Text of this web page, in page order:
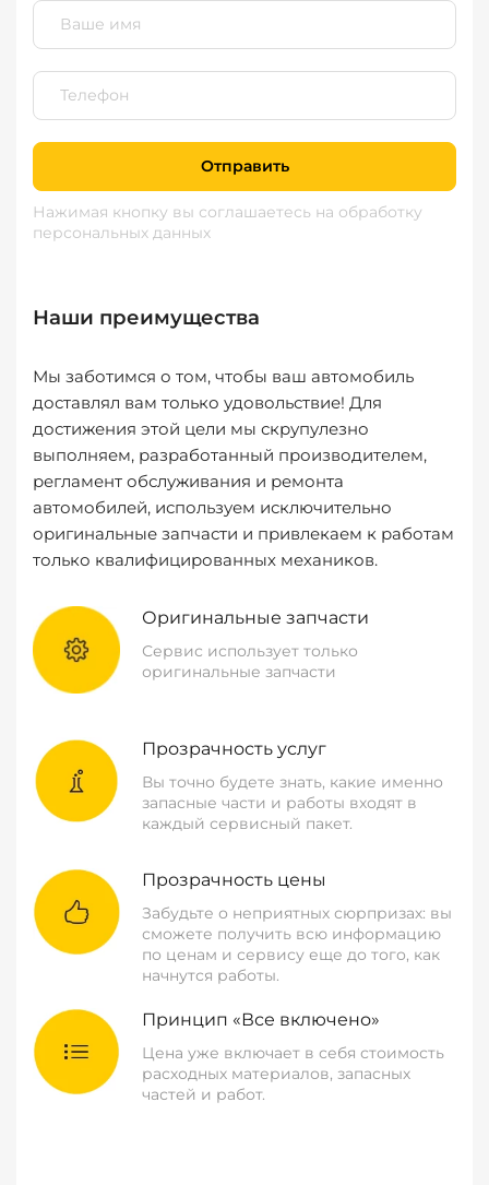
Отправить
Нажимая кнопку вы соглашаетесь на обработку
персональных данных
Наши преимущества
Мы заботимся о том, чтобы ваш автомобиль
доставлял вам только удовольствие! Для
достижения этой цели мы скрупулезно
выполняем, разработанный производителем,
регламент обслуживания и ремонта
автомобилей, используем исключительно
оригинальные запчасти и привлекаем к работам
только квалифицированных механиков.
Оригинальные запчасти
Сервис использует только
оригинальные запчасти
Прозрачность услуг
Вы точно будете знать, какие именно
запасные части и работы входят в
каждый сервисный пакет.
Прозрачность цены
Забудьте о неприятных сюрпризах: вы
сможете получить всю информацию
по ценам и сервису еще до того, как
начнутся работы.
Принцип «Все включено»
Цена уже включает в себя стоимость
расходных материалов, запасных
частей и работ.